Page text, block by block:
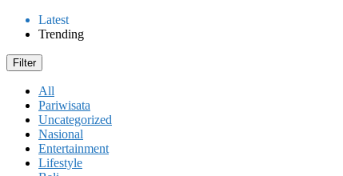
Latest
Trending
Filter
All
Pariwisata
Uncategorized
Nasional
Entertainment
Lifestyle